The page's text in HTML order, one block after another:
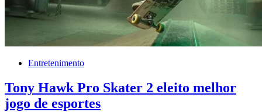
Entretenimento
Tony Hawk Pro Skater 2 eleito melhor
jogo de esportes